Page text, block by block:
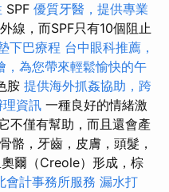
SPF 優質牙醫，提供專業
線，而SPF只有10個阻止
下巴療程 台中眼科推薦，
，為您帶來輕鬆愉快的午
胺 提供海外抓姦協助，跨
理資訊 一種良好的情緒激
不僅有幫助，而且還會產
骼，牙齒，皮膚，頭髮，
爾（Creole）形成，棕
會計事務所服務 漏水打